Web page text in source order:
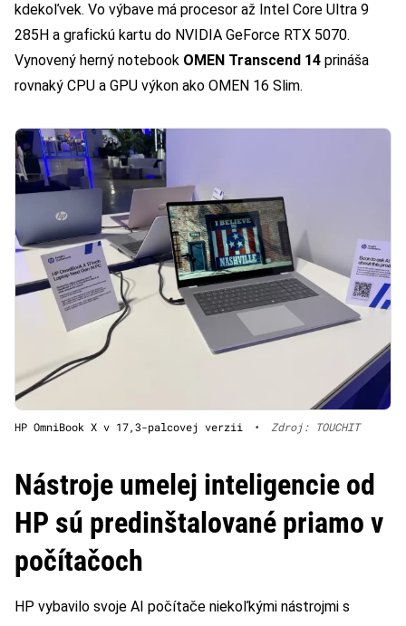
kdekoľvek. Vo výbave má procesor až Intel Core Ultra 9
285H a grafickú kartu do NVIDIA GeForce RTX 5070.
Vynovený herný notebook OMEN Transcend 14 prináša
rovnaký CPU a GPU výkon ako OMEN 16 Slim.
HP OmniBook X v 17,3-palcovej verzii • Zdroj: TOUCHIT
Nástroje umelej inteligencie od
HP sú predinštalované priamo v
počítačoch
HP vybavilo svoje AI počítače niekoľkými nástrojmi s